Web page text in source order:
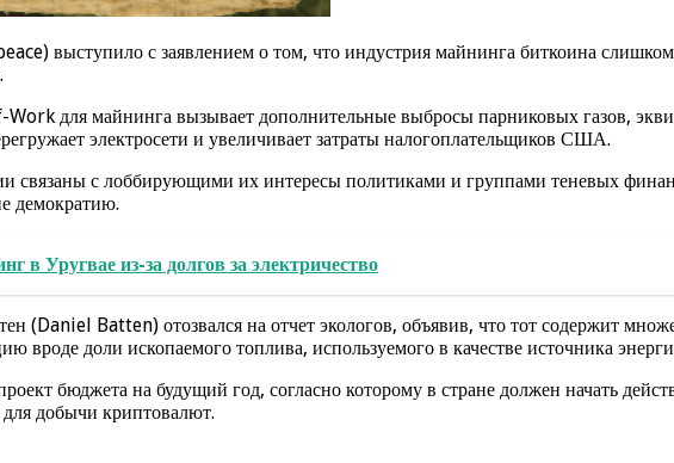
выступило с заявлением о том, что индустрия майнинга биткоина
для майнинга вызывает дополнительные выбросы парниковых газов,
электросети и увеличивает затраты налогоплательщиков США.
связаны с лоббирующими их интересы политиками и группами теневых
демократию.
в Уругвае из-за долгов за электричество
(Daniel Batten) отозвался на отчет экологов, объявив, что тот содержит
вроде доли ископаемого топлива, используемого в качестве источника
бюджета на будущий год, согласно которому в стране должен начать
добычи криптовалют.